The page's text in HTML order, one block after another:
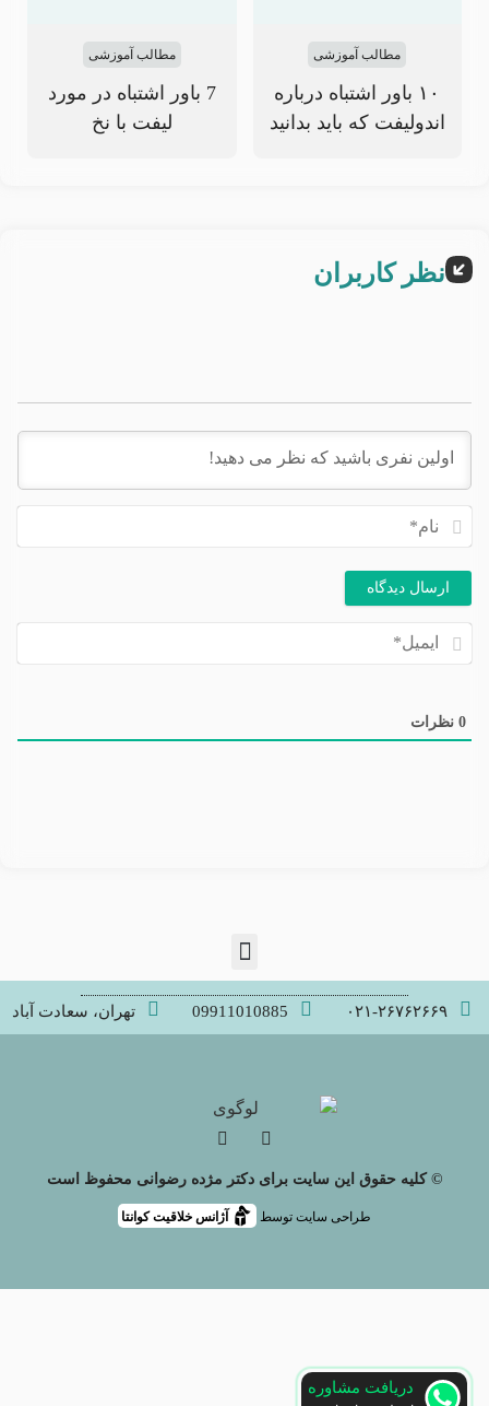
مطالب آموزشی
۱۰ باور اشتباه درباره
اندولیفت که باید بدانید
مطالب آموزشی
7 باور اشتباه در مورد
لیفت با نخ
نظر کاربران
0 نظرات
دریافت مشاوره
۰۲۱-۲۶۷۶۲۶۶۹ 09911010885 تهران، سعادت آباد
© کلیه حقوق این سایت برای دکتر مژده رضوانی محفوظ است
طراحی سایت توسط آژانس خلاقیت کوانتا